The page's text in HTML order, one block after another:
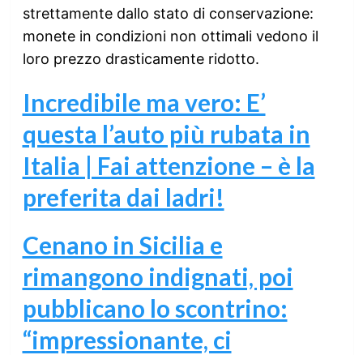
strettamente dallo stato di conservazione:
monete in condizioni non ottimali vedono il
loro prezzo drasticamente ridotto.
Incredibile ma vero: E’
questa l’auto più rubata in
Italia | Fai attenzione – è la
preferita dai ladri!
Cenano in Sicilia e
rimangono indignati, poi
pubblicano lo scontrino:
“impressionante, ci